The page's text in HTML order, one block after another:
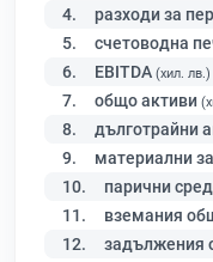
4. разходи за
5. счетоводна
6. EBITDA (хил. лв.)
7. общо активи
8. дълготрайни
9. материални
10. парични
11. вземания
12. задължения